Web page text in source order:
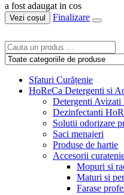
a fost adaugat in cos
Vezi coșul Finalizare
Sfaturi Curățenie
HoReCa Detergenti si
Detergenti Avizati
Dezinfectanti
Solutii odorizare
Saci menajeri
Produse de hartie
Accesorii
Mopuri si
Maturi si
Farase